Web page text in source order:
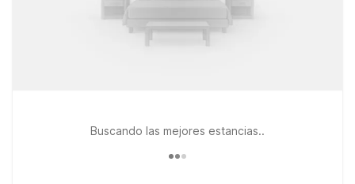
Buscando las mejores estancias..